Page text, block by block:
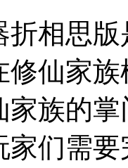
折相思
修仙家
家族的
家们需